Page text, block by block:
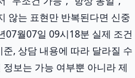
않는 표현만 반복된다면 신중
07월07일 09시18분 실제 조건
, 상담 내용에 따라 달라질 수
보는 가능 여부뿐 아니라 제